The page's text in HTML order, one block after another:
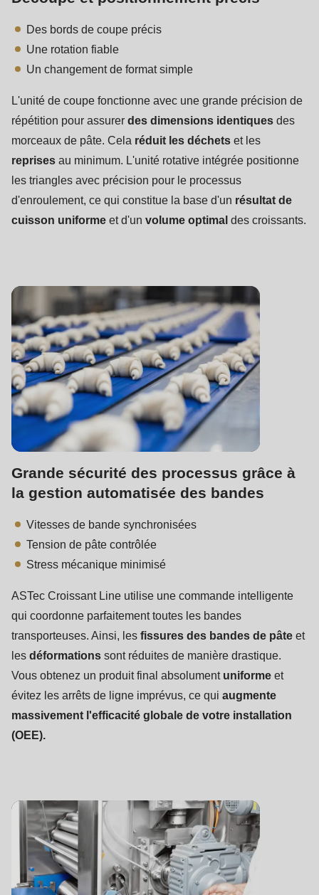
Des bords de coupe précis
Une rotation fiable
Un changement de format simple
L'unité de coupe fonctionne avec une grande précision de
répétition pour assurer des dimensions identiques des
morceaux de pâte. Cela réduit les déchets et les
reprises au minimum. L'unité rotative intégrée positionne
les triangles avec précision pour le processus
d'enroulement, ce qui constitue la base d'un résultat de
cuisson uniforme et d'un volume optimal des croissants.
Grande sécurité des processus grâce à
la gestion automatisée des bandes
Vitesses de bande synchronisées
Tension de pâte contrôlée
Stress mécanique minimisé
ASTec Croissant Line utilise une commande intelligente
qui coordonne parfaitement toutes les bandes
transporteuses. Ainsi, les fissures des bandes de pâte et
les déformations sont réduites de manière drastique.
Vous obtenez un produit final absolument uniforme et
évitez les arrêts de ligne imprévus, ce qui augmente
massivement l'efficacité globale de votre installation
(OEE).